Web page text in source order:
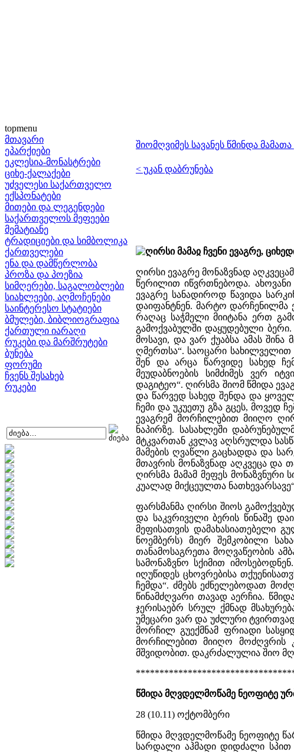
topmenu
მთავარი
ეპარქიები
ეკლესია-მონასტრები
ციხე-ქალაქები
უძველესი საქართველო
ექსპონატები
მითები და ლეგენდები
საქართველოს მეფეები
მემატიანე
ტრადიციები და სიმბოლიკა
ქართველები
ენა და დამწერლობა
პროზა და პოეზია
სიმღერები, საგალობლები
სიახლეები, აღმოჩენები
საინტერესო სტატიები
ბმულები, ბიბლიოგრაფია
ქართული იარაღი
რუკები და მარშრუტები
ბუნება
ფორუმი
ჩვენს შესახებ
რუკები
შიომღვიმეს სავანეს წმინდა
< უკან დაბრუნება
ღირსი მამაჲ ჩვენი ევაგრე,
ღირსი ევაგრე მონაზვნად
წერილით იწვრთნებოდა.
ევაგრე სანადიროდ წავიდა
დაიფანტნენ. მარტო დარჩენილმა
რაღაც საჭმელი მიიტანა ერთ
გამოქვაბულში დაყუდებული
მოსავი, და ვარ ქუაბსა ამას
ღმერთსა“. საოცარი
შენ და არცა წარვიდე სახედ
მეუდაბნოების სიმძიმეს ვერ
დაგიტეო“. ღირსმა შიომ წმიდა
და წარვედ სახედ შენდა და
ჩემი და უკუეთუ გზა გცეს, მოვედ
ევაგრემ მორჩილებით მიიღო
ნაპირზე. სასახლეში
მტკვართან კვლავ აღსრულდა
მამების ღვაწლი გაცხადდა და
მთავრის მონაზვნად აღკვეცა და
ღირსმა მამამ მეფეს მონაზვნური
კუალად მიქცეულთა
ფარსმანმა ღირსი შიოს
და საკვრიველი ბერის წინაშე
მეფისათვის დამახასიათებელი
ნოემბერს) მიერ შემკობილი
თანამოსაგრეთა მოღვაწეობის
სამონაზვნო სქიმით
იღუწიდეს ცხოვრებისა
ჩემდა“. ძმებს ეძნელებოდათ
წინამძღვარი თავად აერჩია.
ჯერისაებრ სრულ ქმნად
უმეცარი ვარ და უძლური ტვირთვად
მორჩილ გუექმნამ ფრიადი
მორჩილებით მიიღო მოძღვრის
მშვიდობით. დაკრძალულია შიო
წმიდა მღვდელმოწამე ნეოფიტე
28 (10.11) ოქტომბერი
წმიდა მღვდელმოწამე ნეოფიტე
სარდალი აჰმადი დიდძალი სპით